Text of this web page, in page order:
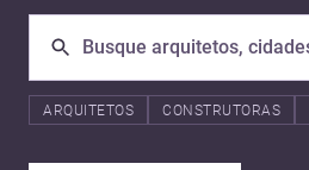
ARQUITETOS CONSTRUTORAS